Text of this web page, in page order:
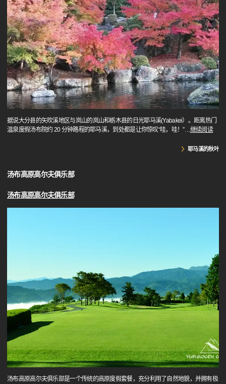
据说大分县的矢吹溪地区与岚山的岚山和栃木县的日光耶马溪(Yabakei）。距离热门
温泉度假汤布院约 20 分钟路程的耶马溪，到处都是让你惊叹“哇，哇！”…继续阅读
耶马溪的秋叶
汤布高原高尔夫俱乐部
汤布高原高尔夫俱乐部
汤布高原高尔夫俱乐部是一个传统的高原度假套餐，充分利用了自然地貌，并拥有极